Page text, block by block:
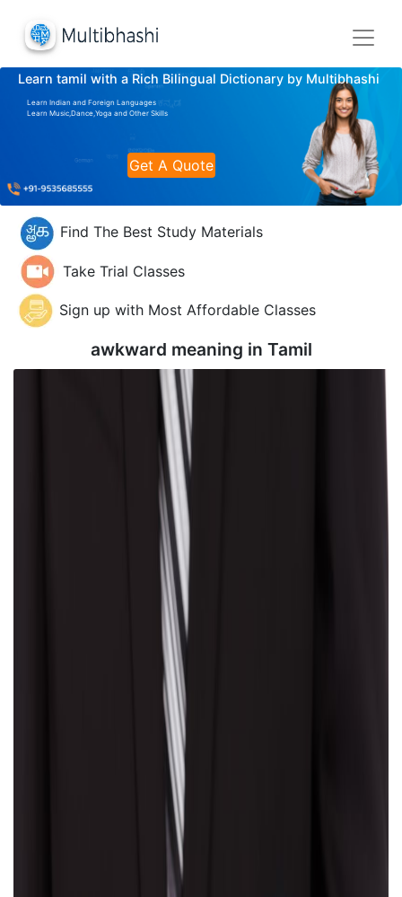
Learn tamil with a Rich Bilingual Dictionary by Multibhashi
Learn Indian and Foreign Languages
Learn Music,Dance,Yoga and Other Skills
Get A Quote
Find The Best Study Materials
Take Trial Classes
Sign up with Most Affordable Classes
awkward meaning in Tamil